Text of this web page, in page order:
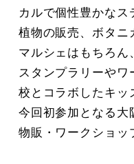
カルで個性豊かなス
植物の販売、ボタニ
マルシェはもちろん、
スタンプラリーや
校とコラボしたキッ
今回初参加となる大
物販・ワークショッ